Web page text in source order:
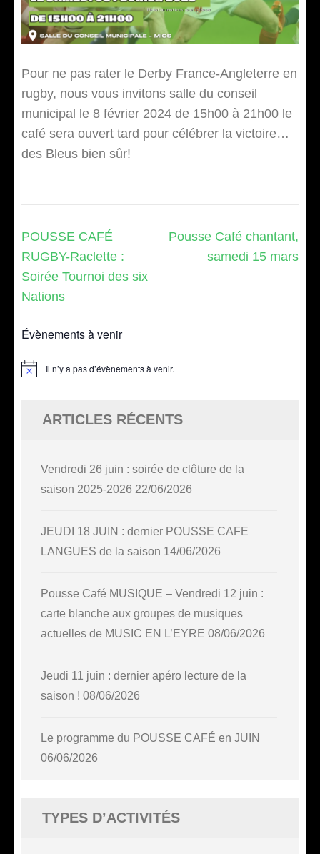
Pour ne pas rater le Derby France-Angleterre en
rugby, nous vous invitons salle du conseil
municipal le 8 février 2024 de 15h00 à 21h00 le
café sera ouvert tard pour célébrer la victoire…
des Bleus bien sûr!
Navigation
de
l’article
POUSSE CAFÉ
RUGBY-Raclette :
Soirée Tournoi des six
Nations
Pousse Café chantant,
samedi 15 mars
Évènements à venir
Notice Il n’y a pas d’évènements à venir.
ARTICLES RÉCENTS
Vendredi 26 juin : soirée de clôture de la
saison 2025-2026 22/06/2026
JEUDI 18 JUIN : dernier POUSSE CAFE
LANGUES de la saison 14/06/2026
Pousse Café MUSIQUE – Vendredi 12 juin :
carte blanche aux groupes de musiques
actuelles de MUSIC EN L’EYRE 08/06/2026
Jeudi 11 juin : dernier apéro lecture de la
saison ! 08/06/2026
Le programme du POUSSE CAFÉ en JUIN
06/06/2026
TYPES D’ACTIVITÉS